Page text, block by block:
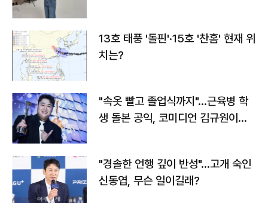
13호 태풍 '돌핀'·15호 '찬홈' 현재 위
치는?
"속옷 빨고 졸업식까지"…근육병 학
생 돌본 공익, 코미디언 김규원이었
"경솔한 언행 깊이 반성"…고개 숙인
신동엽, 무슨 일이길래?